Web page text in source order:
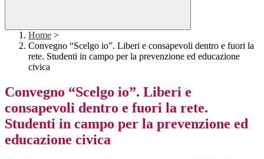
Home >
Convegno “Scelgo io”. Liberi e consapevoli dentro e fuori la
rete. Studenti in campo per la prevenzione ed educazione
civica
Convegno “Scelgo io”. Liberi e
consapevoli dentro e fuori la rete.
Studenti in campo per la prevenzione ed
educazione civica